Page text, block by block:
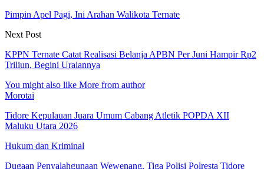
Pimpin Apel Pagi, Ini Arahan Walikota Ternate
Next Post
KPPN Ternate Catat Realisasi Belanja APBN Per Juni Hampir Rp2
Triliun, Begini Uraiannya
You might also like More from author
Morotai
Tidore Kepulauan Juara Umum Cabang Atletik POPDA XII
Maluku Utara 2026
Hukum dan Kriminal
Dugaan Penyalahgunaan Wewenang, Tiga Polisi Polresta Tidore